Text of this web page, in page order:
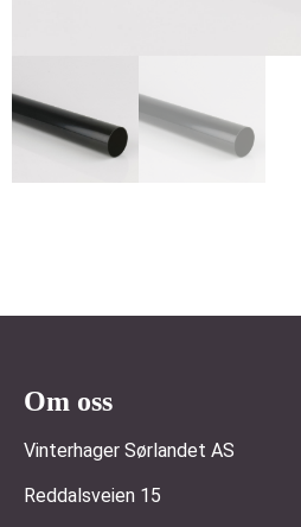
Om oss
Vinterhager Sørlandet AS
Reddalsveien 15